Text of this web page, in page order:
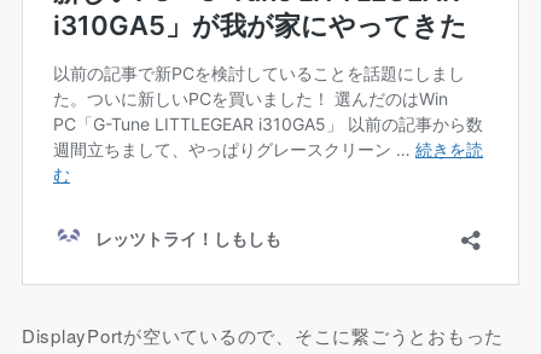
DisplayPortが空いているので、そこに繋ごうとおもった